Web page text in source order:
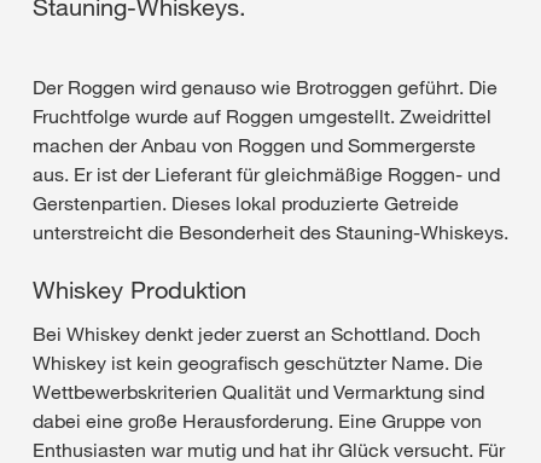
Stauning-Whiskeys.
Der Roggen wird genauso wie Brotroggen geführt. Die
Fruchtfolge wurde auf Roggen umgestellt. Zweidrittel
machen der Anbau von Roggen und Sommergerste
aus. Er ist der Lieferant für gleichmäßige Roggen- und
Gerstenpartien. Dieses lokal produzierte Getreide
unterstreicht die Besonderheit des Stauning-Whiskeys.
Whiskey Produktion
Bei Whiskey denkt jeder zuerst an Schottland. Doch
Whiskey ist kein geografisch geschützter Name. Die
Wettbewerbskriterien Qualität und Vermarktung sind
dabei eine große Herausforderung. Eine Gruppe von
Enthusiasten war mutig und hat ihr Glück versucht. Für